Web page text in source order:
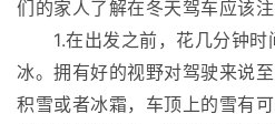
们的家人了解在冬天驾车应该注
1.在出发之前，花几分钟时
冰。拥有好的视野对驾驶来说
积雪或者冰霜，车顶上的雪有